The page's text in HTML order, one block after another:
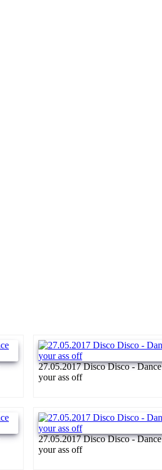
27.05.2017 Disco Disco - Dance
your ass off
27.05.2017 Disco Disco - Dance
your ass off